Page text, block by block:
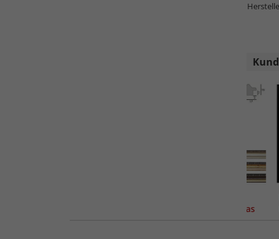
Bilderrahmen Kansas